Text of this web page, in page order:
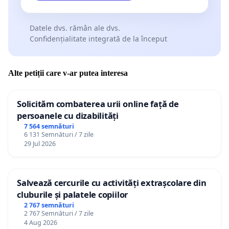
Datele dvs. rămân ale dvs.
Confidențialitate integrată de la început
Alte petiții care v-ar putea interesa
Solicităm combaterea urii online față de
persoanele cu dizabilități
7 564 semnături
6 131 Semnături / 7 zile
29 Jul 2026
Salvează cercurile cu activități extrașcolare din
cluburile și palatele copiilor
2 767 semnături
2 767 Semnături / 7 zile
4 Aug 2026